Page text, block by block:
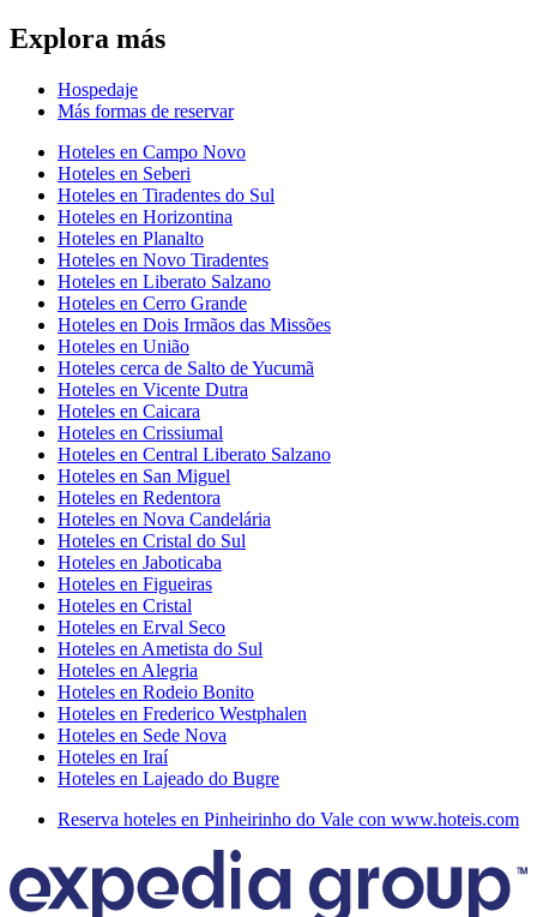
Explora más
Hospedaje
Más formas de reservar
Hoteles en Campo Novo
Hoteles en Seberi
Hoteles en Tiradentes do Sul
Hoteles en Horizontina
Hoteles en Planalto
Hoteles en Novo Tiradentes
Hoteles en Liberato Salzano
Hoteles en Cerro Grande
Hoteles en Dois Irmãos das Missões
Hoteles en União
Hoteles cerca de Salto de Yucumã
Hoteles en Vicente Dutra
Hoteles en Caicara
Hoteles en Crissiumal
Hoteles en Central Liberato Salzano
Hoteles en San Miguel
Hoteles en Redentora
Hoteles en Nova Candelária
Hoteles en Cristal do Sul
Hoteles en Jaboticaba
Hoteles en Figueiras
Hoteles en Cristal
Hoteles en Erval Seco
Hoteles en Ametista do Sul
Hoteles en Alegria
Hoteles en Rodeio Bonito
Hoteles en Frederico Westphalen
Hoteles en Sede Nova
Hoteles en Iraí
Hoteles en Lajeado do Bugre
Reserva hoteles en Pinheirinho do Vale con www.hoteis.com